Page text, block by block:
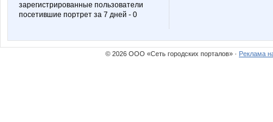
зарегистрированные пользователи
посетившие портрет за 7 дней - 0
© 2026 ООО «Сеть городских порталов» · Реклама